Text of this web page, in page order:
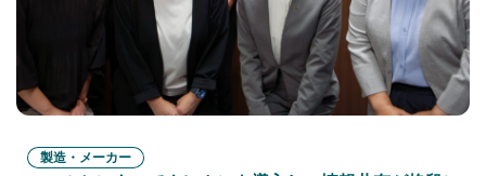
製造・メーカー